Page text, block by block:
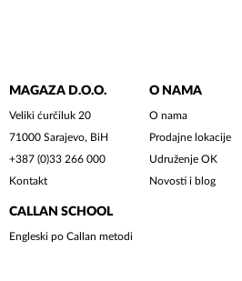
MAGAZA D.O.O.
Veliki ćurčiluk 20
71000 Sarajevo, BiH
+387 (0)33 266 000
Kontakt
O NAMA
O nama
Prodajne lokacije
Udruženje OK
Novosti i blog
CALLAN SCHOOL
Engleski po Callan metodi